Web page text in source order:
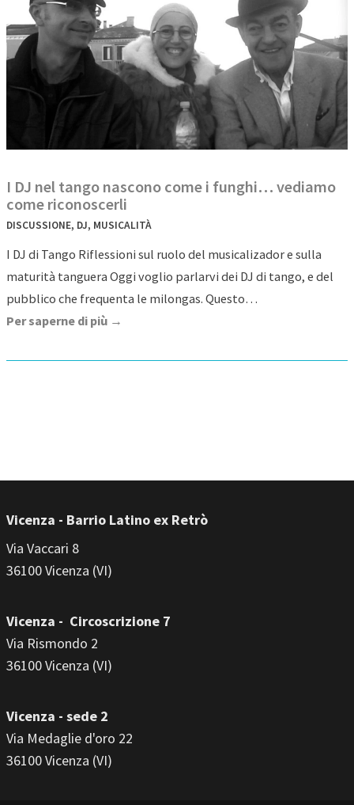
I DJ nel tango nascono come i funghi… vediamo
come riconoscerli
DISCUSSIONE, DJ, MUSICALITÀ
I DJ di Tango Riflessioni sul ruolo del musicalizador e sulla
maturità tanguera Oggi voglio parlarvi dei DJ di tango, e del
pubblico che frequenta le milongas. Questo…
Per saperne di più →
Vicenza - Barrio Latino ex Retrò
Via Vaccari 8
36100 Vicenza (VI)
Vicenza - Circoscrizione 7
Via Rismondo 2
36100 Vicenza (VI)
Vicenza - sede 2
Via Medaglie d'oro 22
36100 Vicenza (VI)